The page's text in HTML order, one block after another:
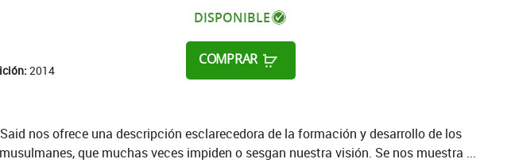
2014
DISPONIBLE
COMPRAR
nos ofrece una descripción esclarecedora de la formación y desarrollo de los
que muchas veces impiden o sesgan nuestra visión. Se nos muestra ...